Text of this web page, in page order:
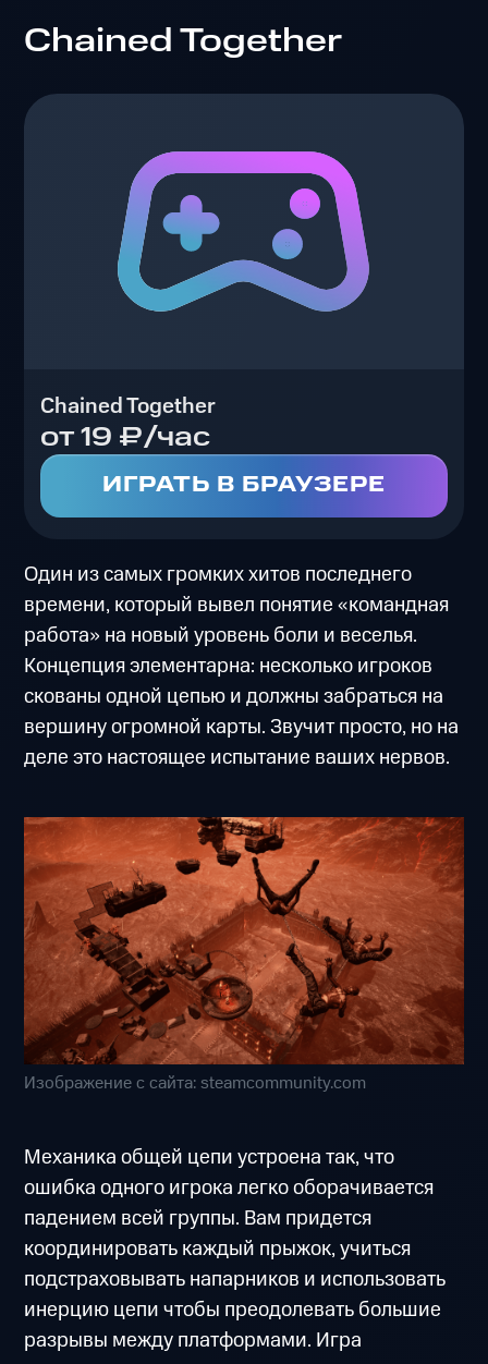
Chained Together
Chained Together
от 19 ₽/час
ИГРАТЬ В БРАУЗЕРЕ
Один из самых громких хитов последнего
времени, который вывел понятие «командная
работа» на новый уровень боли и веселья.
Концепция элементарна: несколько игроков
скованы одной цепью и должны забраться на
вершину огромной карты. Звучит просто, но на
деле это настоящее испытание ваших нервов.
Изображение с сайта: steamcommunity.com
Механика общей цепи устроена так, что
ошибка одного игрока легко оборачивается
падением всей группы. Вам придется
координировать каждый прыжок, учиться
подстраховывать напарников и использовать
инерцию цепи чтобы преодолевать большие
разрывы между платформами. Игра